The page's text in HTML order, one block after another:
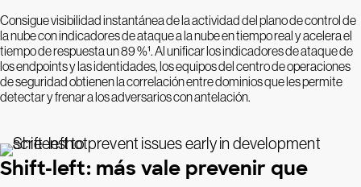
Consigue visibilidad instantánea de la actividad del plano de control de
la nube con indicadores de ataque a la nube en tiempo real y acelera el
tiempo de respuesta un 89 %¹. Al unificar los indicadores de ataque de
los endpoints y las identidades, los equipos del centro de operaciones
de seguridad obtienen la correlación entre dominios que les permite
detectar y frenar a los adversarios con antelación.
Shift-left: más vale prevenir que